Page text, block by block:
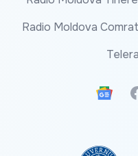
Radio Moldova Comrat
Google